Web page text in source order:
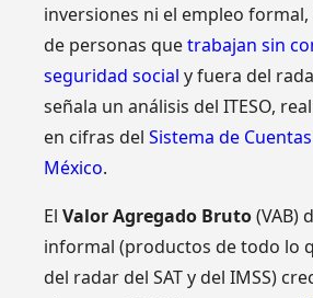
inversiones ni el empleo
de personas quetrabajan sin
seguridad social y fuera del
señala un análisis del ITESO,
en cifras delSistema de
México.
ElValor Agregado Bruto(VAB)
informal (productos de todo lo
del radar del SAT y del IMSS)